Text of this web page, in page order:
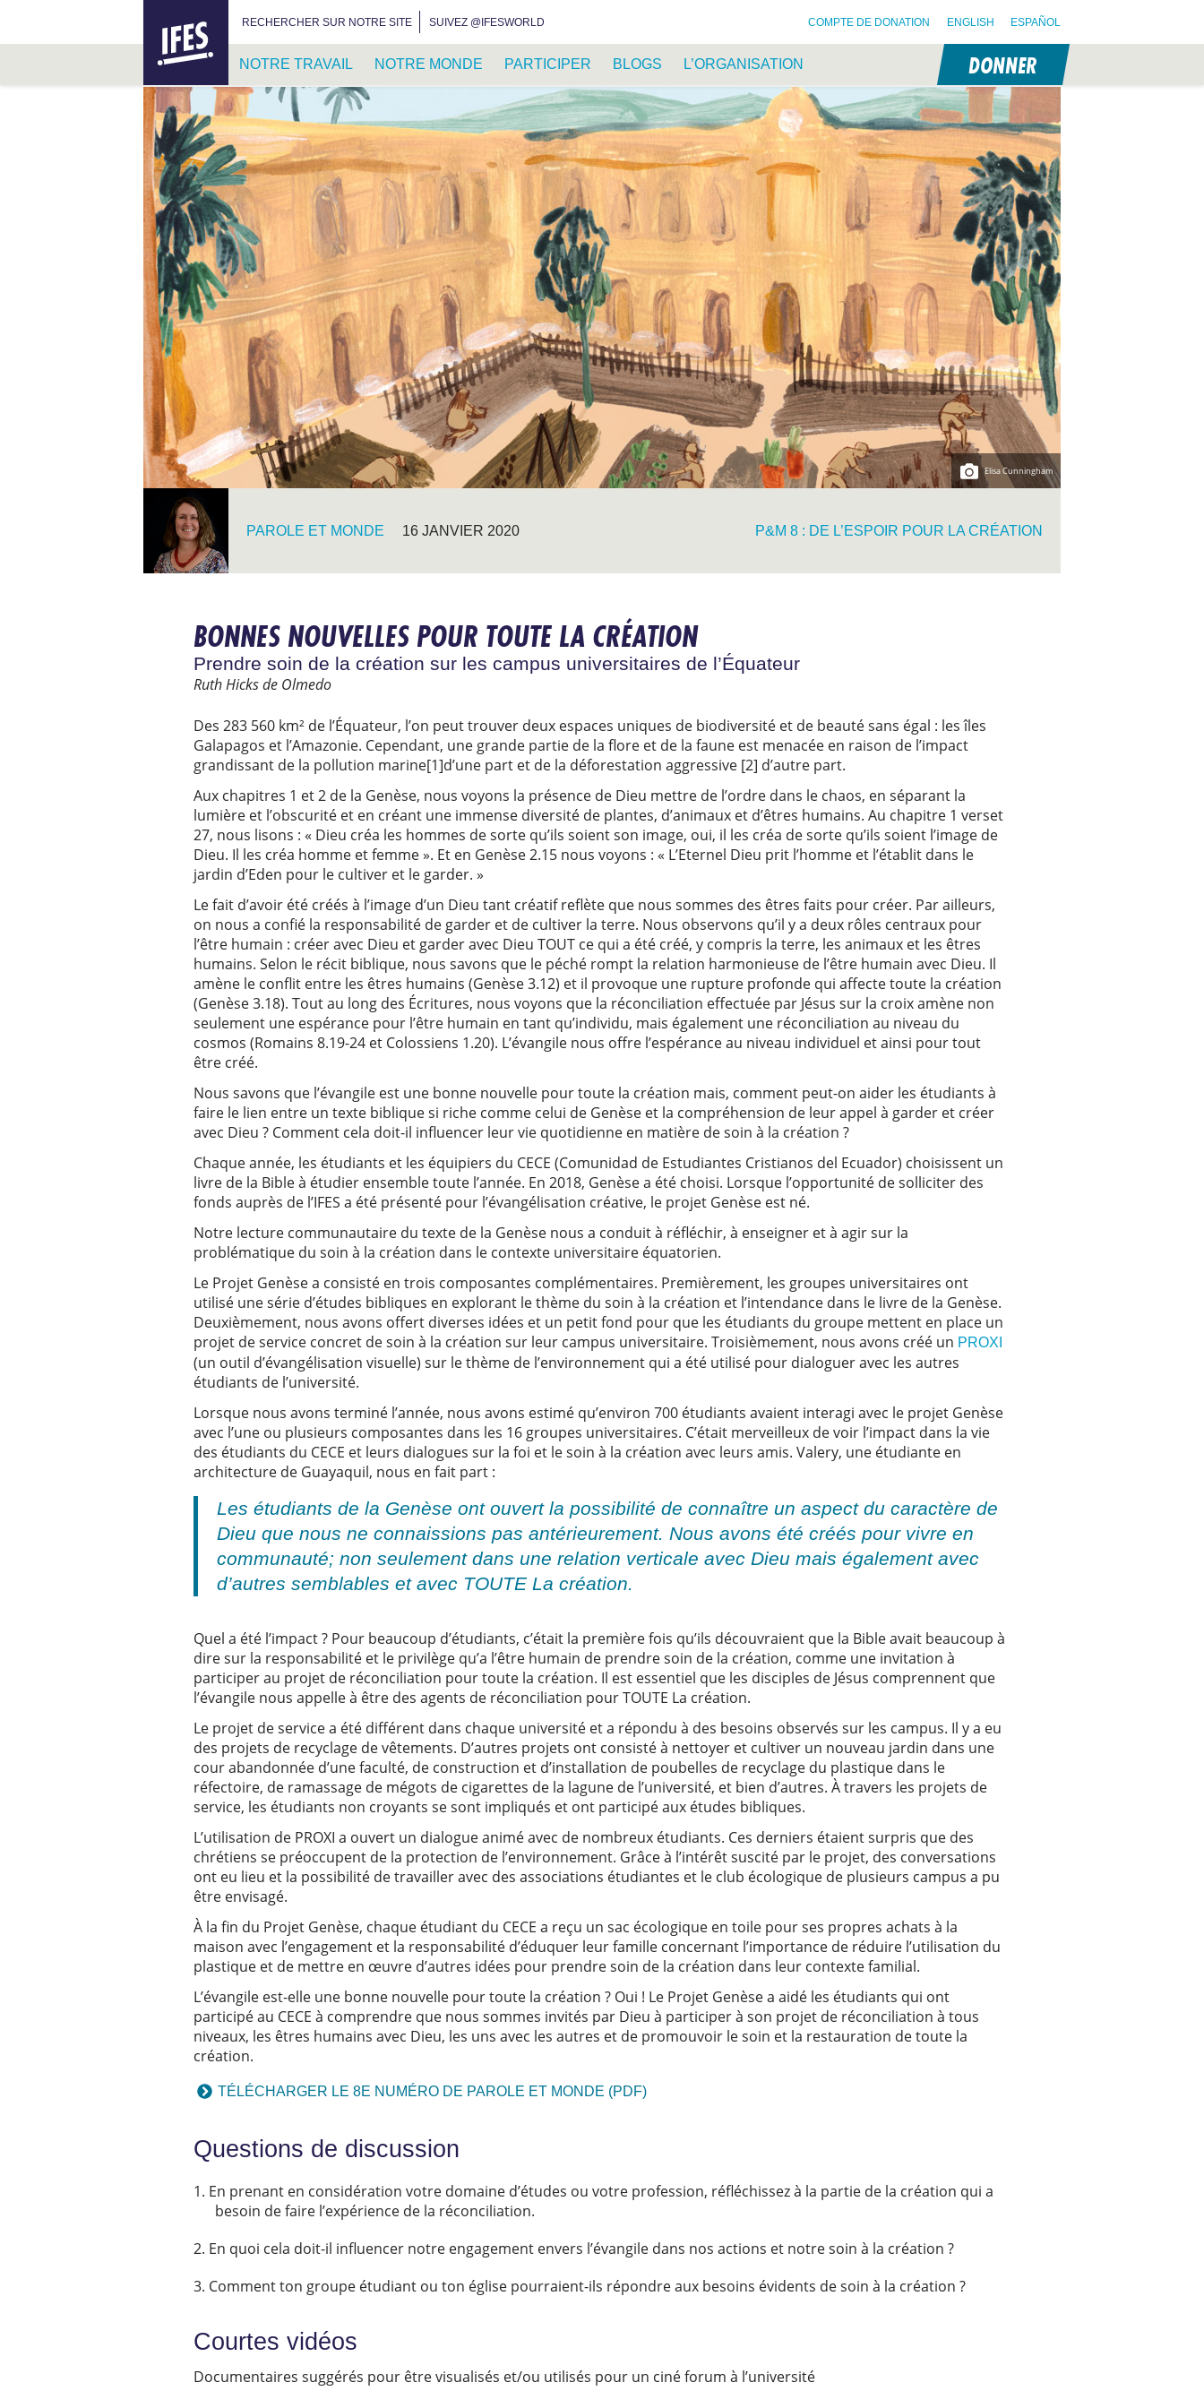
RECHERCHER SUR NOTRE SITE SUIVEZ @IFESWORLD COMPTE DE DONATION ENGLISH ESPAÑOL
INTERNATIONAL
FELLOWSHIP
OF
EVANGELICAL
STUDENTS
NOTRE TRAVAIL NOTRE MONDE PARTICIPER BLOGS L’ORGANISATION DONNER
Elisa Cunningham
PAROLE ET MONDE 16 JANVIER 2020 P&M 8 : DE L’ESPOIR POUR LA CRÉATION
BONNES NOUVELLES POUR TOUTE LA CRÉATION
Prendre soin de la création sur les campus universitaires de l’Équateur
Ruth Hicks de Olmedo
Des 283 560 km² de l’Équateur, l’on peut trouver deux espaces uniques de biodiversité et de beauté sans égal : les îles
Galapagos et l’Amazonie. Cependant, une grande partie de la flore et de la faune est menacée en raison de l’impact
grandissant de la pollution marine[1]d’une part et de la déforestation aggressive [2] d’autre part.
Aux chapitres 1 et 2 de la Genèse, nous voyons la présence de Dieu mettre de l’ordre dans le chaos, en séparant la
lumière et l’obscurité et en créant une immense diversité de plantes, d’animaux et d’êtres humains. Au chapitre 1 verset
27, nous lisons : « Dieu créa les hommes de sorte qu’ils soient son image, oui, il les créa de sorte qu’ils soient l’image de
Dieu. Il les créa homme et femme ». Et en Genèse 2.15 nous voyons : « L’Eternel Dieu prit l’homme et l’établit dans le
jardin d’Eden pour le cultiver et le garder. »
Le fait d’avoir été créés à l’image d’un Dieu tant créatif reflète que nous sommes des êtres faits pour créer. Par ailleurs,
on nous a confié la responsabilité de garder et de cultiver la terre. Nous observons qu’il y a deux rôles centraux pour
l’être humain : créer avec Dieu et garder avec Dieu TOUT ce qui a été créé, y compris la terre, les animaux et les êtres
humains. Selon le récit biblique, nous savons que le péché rompt la relation harmonieuse de l’être humain avec Dieu. Il
amène le conflit entre les êtres humains (Genèse 3.12) et il provoque une rupture profonde qui affecte toute la création
(Genèse 3.18). Tout au long des Écritures, nous voyons que la réconciliation effectuée par Jésus sur la croix amène non
seulement une espérance pour l’être humain en tant qu’individu, mais également une réconciliation au niveau du
cosmos (Romains 8.19-24 et Colossiens 1.20). L’évangile nous offre l’espérance au niveau individuel et ainsi pour tout
être créé.
Nous savons que l’évangile est une bonne nouvelle pour toute la création mais, comment peut-on aider les étudiants à
faire le lien entre un texte biblique si riche comme celui de Genèse et la compréhension de leur appel à garder et créer
avec Dieu ? Comment cela doit-il influencer leur vie quotidienne en matière de soin à la création ?
Chaque année, les étudiants et les équipiers du CECE (Comunidad de Estudiantes Cristianos del Ecuador) choisissent un
livre de la Bible à étudier ensemble toute l’année. En 2018, Genèse a été choisi. Lorsque l’opportunité de solliciter des
fonds auprès de l’IFES a été présenté pour l’évangélisation créative, le projet Genèse est né.
Notre lecture communautaire du texte de la Genèse nous a conduit à réfléchir, à enseigner et à agir sur la
problématique du soin à la création dans le contexte universitaire équatorien.
Le Projet Genèse a consisté en trois composantes complémentaires. Premièrement, les groupes universitaires ont
utilisé une série d’études bibliques en explorant le thème du soin à la création et l’intendance dans le livre de la Genèse.
Deuxièmement, nous avons offert diverses idées et un petit fond pour que les étudiants du groupe mettent en place un
projet de service concret de soin à la création sur leur campus universitaire. Troisièmement, nous avons créé un PROXI
(un outil d’évangélisation visuelle) sur le thème de l’environnement qui a été utilisé pour dialoguer avec les autres
étudiants de l’université.
Lorsque nous avons terminé l’année, nous avons estimé qu’environ 700 étudiants avaient interagi avec le projet Genèse
avec l’une ou plusieurs composantes dans les 16 groupes universitaires. C’était merveilleux de voir l’impact dans la vie
des étudiants du CECE et leurs dialogues sur la foi et le soin à la création avec leurs amis. Valery, une étudiante en
architecture de Guayaquil, nous en fait part :
Les étudiants de la Genèse ont ouvert la possibilité de connaître un aspect du caractère de
Dieu que nous ne connaissions pas antérieurement. Nous avons été créés pour vivre en
communauté; non seulement dans une relation verticale avec Dieu mais également avec
d’autres semblables et avec TOUTE La création.
Quel a été l’impact ? Pour beaucoup d’étudiants, c’était la première fois qu’ils découvraient que la Bible avait beaucoup à
dire sur la responsabilité et le privilège qu’a l’être humain de prendre soin de la création, comme une invitation à
participer au projet de réconciliation pour toute la création. Il est essentiel que les disciples de Jésus comprennent que
l’évangile nous appelle à être des agents de réconciliation pour TOUTE La création.
Le projet de service a été différent dans chaque université et a répondu à des besoins observés sur les campus. Il y a eu
des projets de recyclage de vêtements. D’autres projets ont consisté à nettoyer et cultiver un nouveau jardin dans une
cour abandonnée d’une faculté, de construction et d’installation de poubelles de recyclage du plastique dans le
réfectoire, de ramassage de mégots de cigarettes de la lagune de l’université, et bien d’autres. À travers les projets de
service, les étudiants non croyants se sont impliqués et ont participé aux études bibliques.
L’utilisation de PROXI a ouvert un dialogue animé avec de nombreux étudiants. Ces derniers étaient surpris que des
chrétiens se préoccupent de la protection de l’environnement. Grâce à l’intérêt suscité par le projet, des conversations
ont eu lieu et la possibilité de travailler avec des associations étudiantes et le club écologique de plusieurs campus a pu
être envisagé.
À la fin du Projet Genèse, chaque étudiant du CECE a reçu un sac écologique en toile pour ses propres achats à la
maison avec l’engagement et la responsabilité d’éduquer leur famille concernant l’importance de réduire l’utilisation du
plastique et de mettre en œuvre d’autres idées pour prendre soin de la création dans leur contexte familial.
L’évangile est-elle une bonne nouvelle pour toute la création ? Oui ! Le Projet Genèse a aidé les étudiants qui ont
participé au CECE à comprendre que nous sommes invités par Dieu à participer à son projet de réconciliation à tous
niveaux, les êtres humains avec Dieu, les uns avec les autres et de promouvoir le soin et la restauration de toute la
création.
TÉLÉCHARGER LE 8E NUMÉRO DE PAROLE ET MONDE (PDF)
Questions de discussion
En prenant en considération votre domaine d’études ou votre profession, réfléchissez à la partie de la création qui a
besoin de faire l’expérience de la réconciliation.
En quoi cela doit-il influencer notre engagement envers l’évangile dans nos actions et notre soin à la création ?
Comment ton groupe étudiant ou ton église pourraient-ils répondre aux besoins évidents de soin à la création ?
Courtes vidéos
Documentaires suggérés pour être visualisés et/ou utilisés pour un ciné forum à l’université